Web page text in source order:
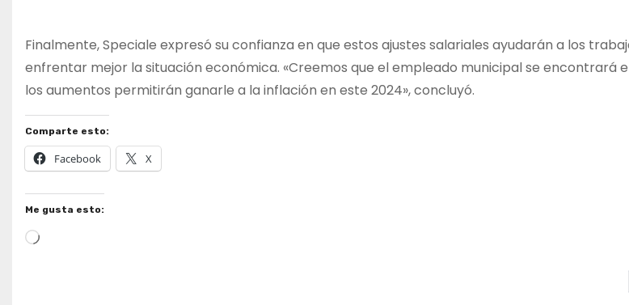
Finalmente, Speciale expresó su confianza en que estos ajustes salariales ayudarán a los
enfrentar mejor la situación económica. «Creemos que el empleado municipal se encontrará
los aumentos permitirán ganarle a la inflación en este 2024», concluyó.
Comparte esto:
Facebook X
Me gusta esto:
Cargando...